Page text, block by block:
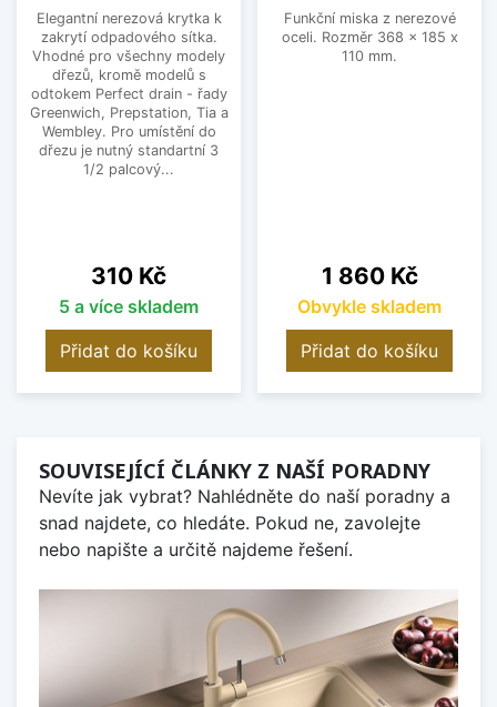
Elegantní nerezová krytka k
zakrytí odpadového sítka.
Vhodné pro všechny modely
dřezů, kromě modelů s
odtokem Perfect drain - řady
Greenwich, Prepstation, Tia a
Wembley. Pro umístění do
dřezu je nutný standartní 3
1/2 palcový...
Cena
310 Kč
5 a více skladem
Přidat do košíku
Funkční miska z nerezové
oceli. Rozměr 368 x 185 x
110 mm.
Cena
1 860 Kč
Obvykle skladem
Přidat do košíku
SOUVISEJÍCÍ ČLÁNKY Z NAŠÍ PORADNY
Nevíte jak vybrat? Nahlédněte do naší poradny a
snad najdete, co hledáte. Pokud ne, zavolejte
nebo napište a určitě najdeme řešení.